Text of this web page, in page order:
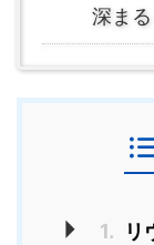
深まる
1.
リ